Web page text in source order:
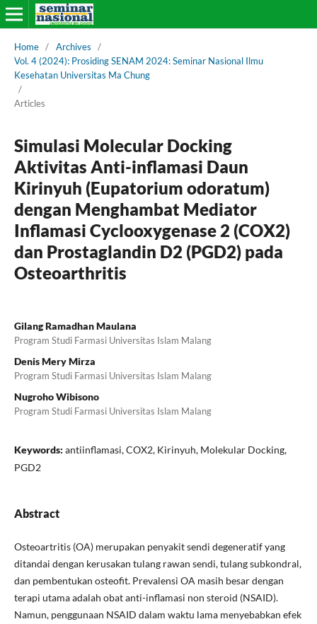
Home / Archives
/
Vol. 4 (2024): Prosiding SENAM 2024: Seminar Nasional Ilmu
Kesehatan Universitas Ma Chung
/
Articles
Simulasi Molecular Docking
Aktivitas Anti-inflamasi Daun
Kirinyuh (Eupatorium odoratum)
dengan Menghambat Mediator
Inflamasi Cyclooxygenase 2 (COX2)
dan Prostaglandin D2 (PGD2) pada
Osteoarthritis
Gilang Ramadhan Maulana
Program Studi Farmasi Universitas Islam Malang
Denis Mery Mirza
Program Studi Farmasi Universitas Islam Malang
Nugroho Wibisono
Program Studi Farmasi Universitas Islam Malang
Keywords: antiinflamasi, COX2, Kirinyuh, Molekular Docking,
PGD2
Abstract
Osteoartritis (OA) merupakan penyakit sendi degeneratif yang
ditandai dengan kerusakan tulang rawan sendi, tulang subkondral,
dan pembentukan osteofit. Prevalensi OA masih besar dengan
terapi utama adalah obat anti-inflamasi non steroid (NSAID).
Namun, penggunaan NSAID dalam waktu lama menyebabkan efek